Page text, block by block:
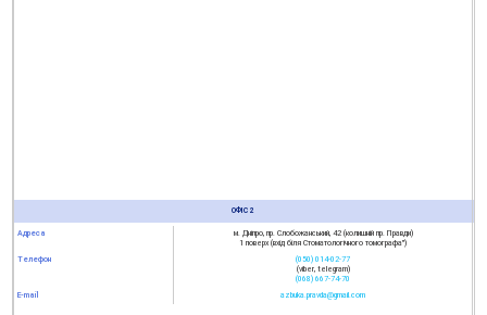
ОФІС 2
Адреса
м. Дніпро, пр. Слобожанський, 42 (колишній пр. Правди)
1 поверх (вхід біля Стоматологічного томографа")
Телефон
(050) 014-02-77
(viber, telegram)
(068) 667-74-70
E-mail
azbuka.pravda@gmail.com